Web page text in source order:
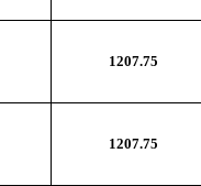
1207.75
1207.75